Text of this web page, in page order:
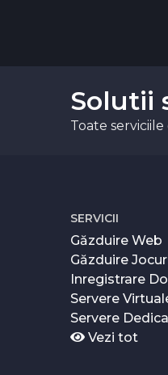
Solutii
Toate
SERVICII
Găzduire Web
Găzduire
Inregistrare
Servere
Servere
Vezi tot